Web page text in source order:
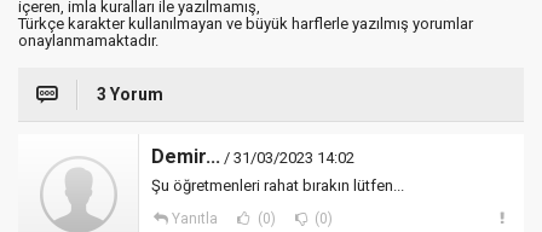
içeren, imla kuralları ile yazılmamış,
Türkçe karakter kullanılmayan ve büyük harflerle yazılmış yorumlar
onaylanmamaktadır.
3 Yorum
Demir... / 31/03/2023 14:02
Şu öğretmenleri rahat bırakın lütfen...
Yanıtla (0) (0)